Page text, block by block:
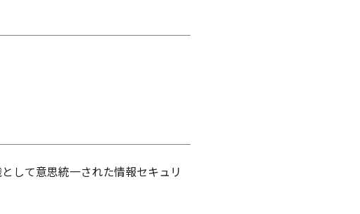
して意思統一された情報セキュリ